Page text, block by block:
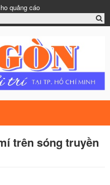
quảng cáo
trên sóng truyền